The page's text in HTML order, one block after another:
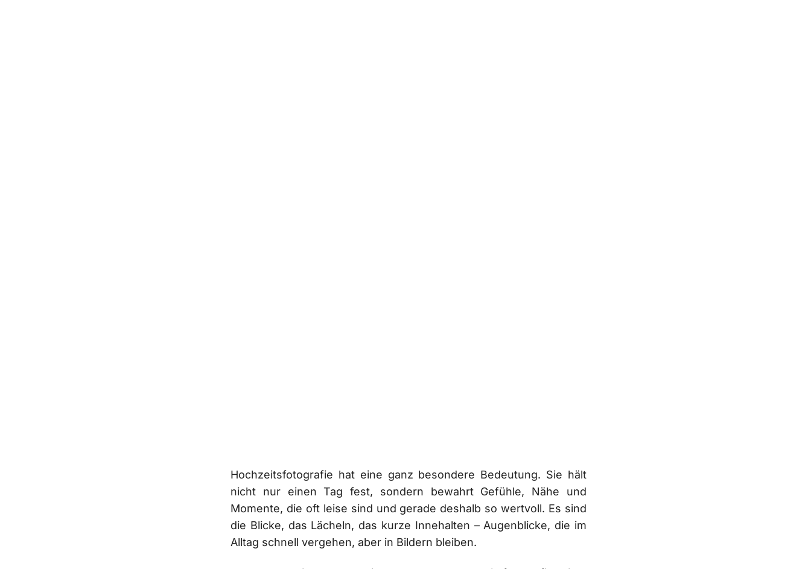
Hochzeitsfotografie hat eine ganz besondere Bedeutung. Sie hält
nicht nur einen Tag fest, sondern bewahrt Gefühle, Nähe und
Momente, die oft leise sind und gerade deshalb so wertvoll. Es sind
die Blicke, das Lächeln, das kurze Innehalten – Augenblicke, die im
Alltag schnell vergehen, aber in Bildern bleiben.